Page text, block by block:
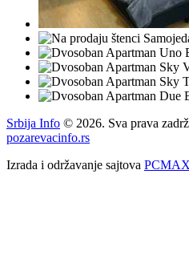
Srbija Info © 2026. Sva prava
pozarevacinfo.rs
Izrada i održavanje sajtova